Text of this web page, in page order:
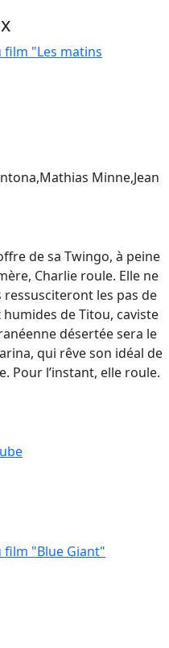
film "Les matins
Minne,Jean
de sa Twingo, à peine
Charlie roule. Elle ne
ressusciteront les pas de
de Titou, caviste
désertée sera le
qui rêve son idéal de
Pour l’instant, elle roule.
film "Blue Giant"